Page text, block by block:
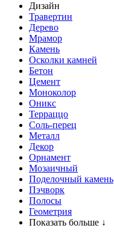
Дизайн
Травертин
Дерево
Мрамор
Камень
Осколки камней
Бетон
Цемент
Моноколор
Оникс
Терраццо
Соль-перец
Металл
Декор
Орнамент
Мозаичный
Поделочный камень
Пэчворк
Полосы
Геометрия
Показать больше ↓